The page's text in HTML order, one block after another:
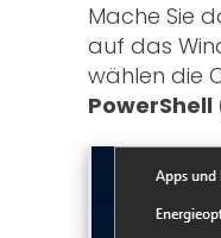
Mache Sie
auf das
wählen die